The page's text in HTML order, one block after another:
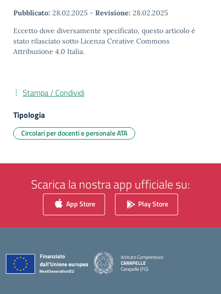
Pubblicato: 28.02.2025 - Revisione: 28.02.2025
Eccetto dove diversamente specificato, questo articolo è
stato rilasciato sotto Licenza Creative Commons
Attribuzione 4.0 Italia.
Stampa / Condividi
Tipologia
Circolari per docenti e personale ATA
Scarica la nostra app ufficiale su:
App Store Play Store
Istituto Comprensivo
CARAPELLE
Carapelle (FG)
— Visita la pagina iniziale della scuola